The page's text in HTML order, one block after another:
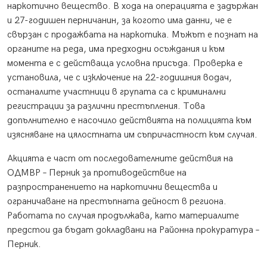
наркотично вещество. В хода на операцията е задържан
и 27-годишен перничанин, за когото има данни, че е
свързан с продажбата на наркотика. Мъжът е познат на
органите на реда, има предходни осъждания и към
момента е с действаща условна присъда. Проверка е
установила, че с изключение на 22-годишния водач,
останалите участници в групата са с криминални
регистрации за различни престъпления. Това
допълнително е насочило действията на полицията към
изясняване на цялостната им съпричастност към случая.
Акцията е част от последователните действия на
ОДМВР – Перник за противодействие на
разпространението на наркотични вещества и
ограничаване на престъпната дейност в региона.
Работата по случая продължава, като материалите
предстои да бъдат докладвани на Районна прокуратура –
Перник.